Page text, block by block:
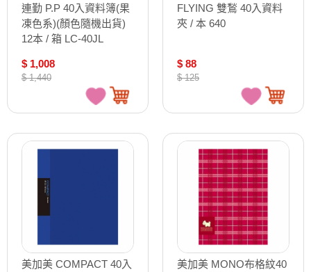
連勤 P.P 40入資料簿(果
凍色系)(顏色隨機出貨)
12本 / 箱 LC-40JL
$ 1,008
$ 1,440
FLYING 雙鶖 40入資料
夾 / 本 640
$ 88
$ 125
美加美 COMPACT 40入
美加美 MONO布格紋40